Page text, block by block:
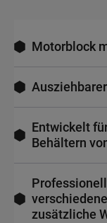
Motorblock
Entwickelt
Behältern
zusätzliche